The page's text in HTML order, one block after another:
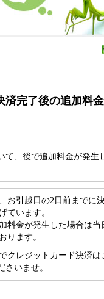
済完了後の追加料
て、後で追加料金が発生
お引越日の2日前までに
ています。
料金が発生した場合は当
ります。
クレジットカード決済は
いませ。